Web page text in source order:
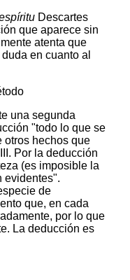
Descartes
que aparece sin
atenta que
en cuanto al
una segunda
"todo lo que se
otros hechos que
Por la deducción
(es imposible la
evidentes".
de
que, en cada
por lo que
La deducción es